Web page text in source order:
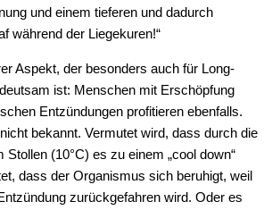
und einem tieferen und dadurch
während der Liegekuren!“
Aspekt, der besonders auch für Long-
ist: Menschen mit Erschöpfung
Entzündungen profitieren ebenfalls.
bekannt. Vermutet wird, dass durch die
Stollen (10°C) es zu einem „cool down“
dass der Organismus sich beruhigt, weil
zurückgefahren wird. Oder es